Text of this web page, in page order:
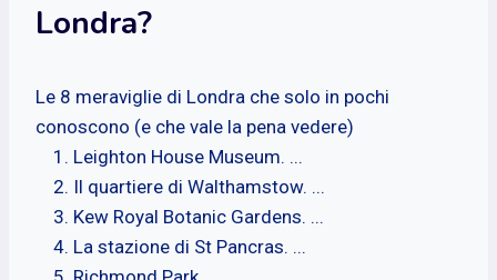
Londra?
Le 8 meraviglie di Londra che solo in pochi
conoscono (e che vale la pena vedere)
Leighton House Museum. ...
Il quartiere di Walthamstow. ...
Kew Royal Botanic Gardens. ...
La stazione di St Pancras. ...